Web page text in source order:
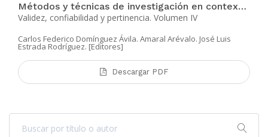
Métodos y técnicas de investigación en contextos de alta vulnerabilidad político-social
Validez, confiabilidad y pertinencia. Volumen IV
Carlos Federico Domínguez Ávila. Amaral Arévalo. José Luis
Estrada Rodríguez. [Editores]
Descargar PDF